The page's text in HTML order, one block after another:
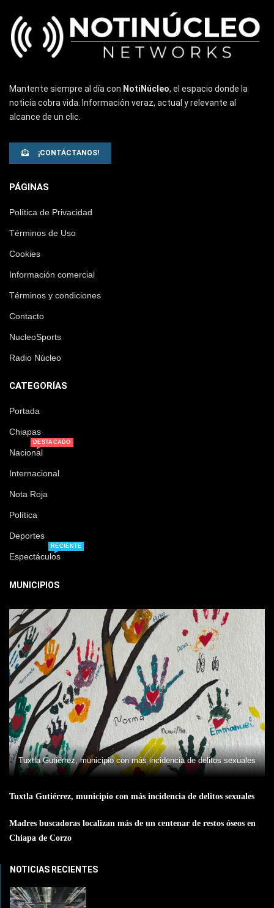
Mantente siempre al día con NotiNúcleo, el espacio donde la
noticia cobra vida. Información veraz, actual y relevante al
alcance de un clic.
¡CONTÁCTANOS!
PÁGINAS
Política de Privacidad
Términos de Uso
Cookies
Información comercial
Términos y condiciones
Contacto
NucleoSports
Radio Núcleo
CATEGORÍAS
Portada
Chiapas
Nacional
DESTACADO
Internacional
Nota Roja
Política
Deportes
Espectáculos
RECIENTE
MUNICIPIOS
Tuxtla Gutiérrez, municipio con más incidencia de delitos sexuales
Tuxtla Gutiérrez, municipio con más incidencia de delitos sexuales
Madres buscadoras localizan más de un centenar de restos óseos en
Chiapa de Corzo
NOTICIAS RECIENTES